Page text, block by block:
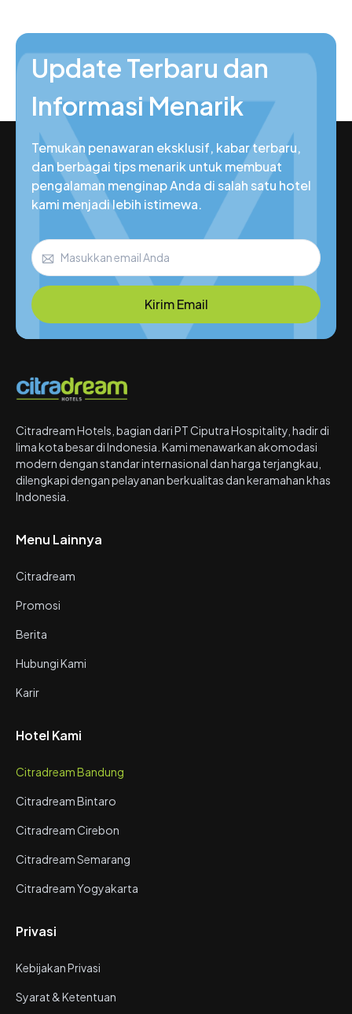
Update Terbaru dan
Informasi Menarik
Temukan penawaran eksklusif, kabar terbaru,
dan berbagai tips menarik untuk membuat
pengalaman menginap Anda di salah satu hotel
kami menjadi lebih istimewa.
Kirim Email
Citradream Hotels, bagian dari PT Ciputra Hospitality, hadir di
lima kota besar di Indonesia. Kami menawarkan akomodasi
modern dengan standar internasional dan harga terjangkau,
dilengkapi dengan pelayanan berkualitas dan keramahan khas
Indonesia.
Menu Lainnya
Citradream
Promosi
Berita
Hubungi Kami
Karir
Hotel Kami
Citradream Bandung
Citradream Bintaro
Citradream Cirebon
Citradream Semarang
Citradream Yogyakarta
Privasi
Kebijakan Privasi
Syarat & Ketentuan